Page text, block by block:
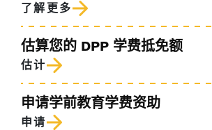
了解更多
估算您的 DPP 学费抵免额
估计
申请学前教育学费资助
申请